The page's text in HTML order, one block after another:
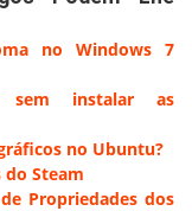
no Windows 7
sem instalar as
no Ubuntu?
Steam
Propriedades dos